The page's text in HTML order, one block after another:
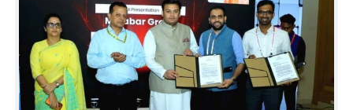
SPIRITUAL
INFO+